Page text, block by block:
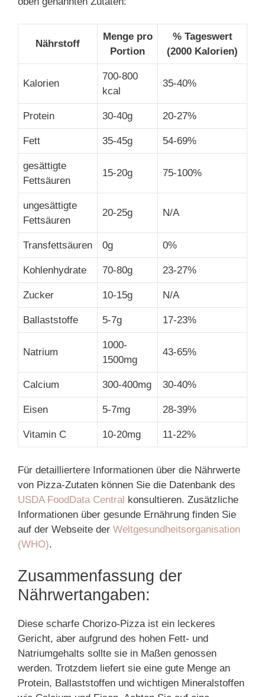
Nährstoff
Menge pro
Portion
% Tageswert
(2000 Kalorien)
Kalorien
700-800
kcal
35-40%
Protein 30-40g 20-27%
Fett 35-45g 54-69%
gesättigte
Fettsäuren
15-20g 75-100%
ungesättigte
Fettsäuren
20-25g N/A
Transfettsäuren 0g 0%
Kohlenhydrate 70-80g 23-27%
Zucker 10-15g N/A
Ballaststoffe 5-7g 17-23%
Natrium
1000-
1500mg
43-65%
Calcium 300-400mg 30-40%
Eisen 5-7mg 28-39%
Vitamin C 10-20mg 11-22%
Für detailliertere Informationen über die Nährwerte
von Pizza-Zutaten können Sie die Datenbank des
USDA FoodData Central konsultieren. Zusätzliche
Informationen über gesunde Ernährung finden Sie
auf der Webseite der Weltgesundheitsorganisation
(WHO).
Zusammenfassung der
Nährwertangaben:
Diese scharfe Chorizo-Pizza ist ein leckeres
Gericht, aber aufgrund des hohen Fett- und
Natriumgehalts sollte sie in Maßen genossen
werden. Trotzdem liefert sie eine gute Menge an
Protein, Ballaststoffen und wichtigen Mineralstoffen